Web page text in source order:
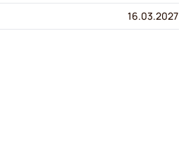
16.03.2027